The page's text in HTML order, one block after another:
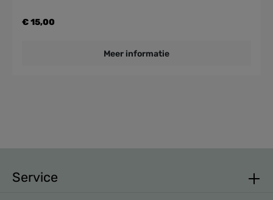
€ 15,00
Meer informatie
Service